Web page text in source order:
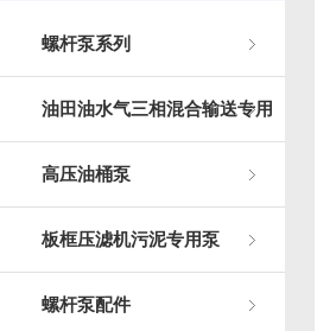
螺杆泵系列
油田油水气三相混合输送专用
高压油桶泵
板框压滤机污泥专用泵
螺杆泵配件